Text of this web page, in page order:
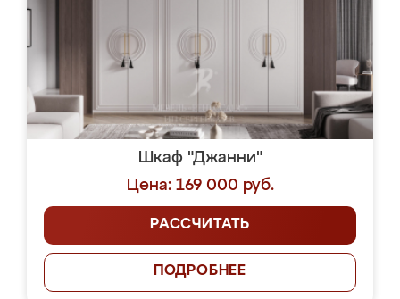
Шкаф "Джанни"
Цена: 169 000 руб.
РАССЧИТАТЬ
ПОДРОБНЕЕ